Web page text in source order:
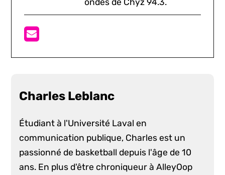
ondes de Chyz 94.3.
Charles Leblanc
Étudiant à l'Université Laval en
communication publique, Charles est un
passionné de basketball depuis l'âge de 10
ans. En plus d'être chroniqueur à AlleyOop